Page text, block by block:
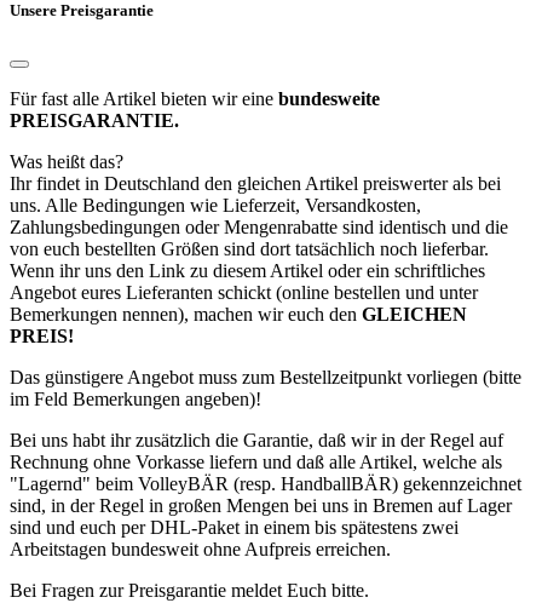
Unsere Preisgarantie
Für fast alle Artikel bieten wir eine bundesweite
PREISGARANTIE.
Was heißt das?
Ihr findet in Deutschland den gleichen Artikel preiswerter als bei
uns. Alle Bedingungen wie Lieferzeit, Versandkosten,
Zahlungsbedingungen oder Mengenrabatte sind identisch und die
von euch bestellten Größen sind dort tatsächlich noch lieferbar.
Wenn ihr uns den Link zu diesem Artikel oder ein schriftliches
Angebot eures Lieferanten schickt (online bestellen und unter
Bemerkungen nennen), machen wir euch den GLEICHEN
PREIS!
Das günstigere Angebot muss zum Bestellzeitpunkt vorliegen (bitte
im Feld Bemerkungen angeben)!
Bei uns habt ihr zusätzlich die Garantie, daß wir in der Regel auf
Rechnung ohne Vorkasse liefern und daß alle Artikel, welche als
"Lagernd" beim VolleyBÄR (resp. HandballBÄR) gekennzeichnet
sind, in der Regel in großen Mengen bei uns in Bremen auf Lager
sind und euch per DHL-Paket in einem bis spätestens zwei
Arbeitstagen bundesweit ohne Aufpreis erreichen.
Bei Fragen zur Preisgarantie meldet Euch bitte.